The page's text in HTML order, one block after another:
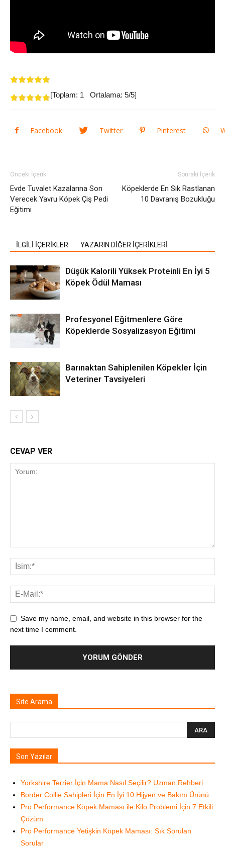
[Toplam: 1 Ortalama: 5/5]
Facebook Twitter Pinterest
Önceki İçerik
Evde Tuvalet Kazalarına Son
Verecek Yavru Köpek Çiş Pedi
Eğitimi
Sonraki İçerik
Köpeklerde En Sık Rastlanan
10 Davranış Bozukluğu
İLGİLİ İÇERİKLER YAZARIN DİĞER İÇERİKLERİ
Düşük Kalorili Yüksek Proteinli En İyi 5
Köpek Ödül Maması
Profesyonel Eğitmenlere Göre
Köpeklerde Sosyalizasyon Eğitimi
Barınaktan Sahiplenilen Köpekler İçin
Veteriner Tavsiyeleri
CEVAP VER
Save my name, email, and website in this browser for the
next time I comment.
Site Arama
Son Yazılar
Yorkshire Terrier İçin Mama Nasıl Seçilir? Uzman Rehberi
Border Collie Sahipleri İçin En İyi 10 Hijyen ve Bakım Ürünü
Pro Performance Köpek Maması ile Kilo Problemi İçin 7 Etkili
Çözüm
Pro Performance Yetişkin Köpek Maması: Sık Sorulan
Sorular